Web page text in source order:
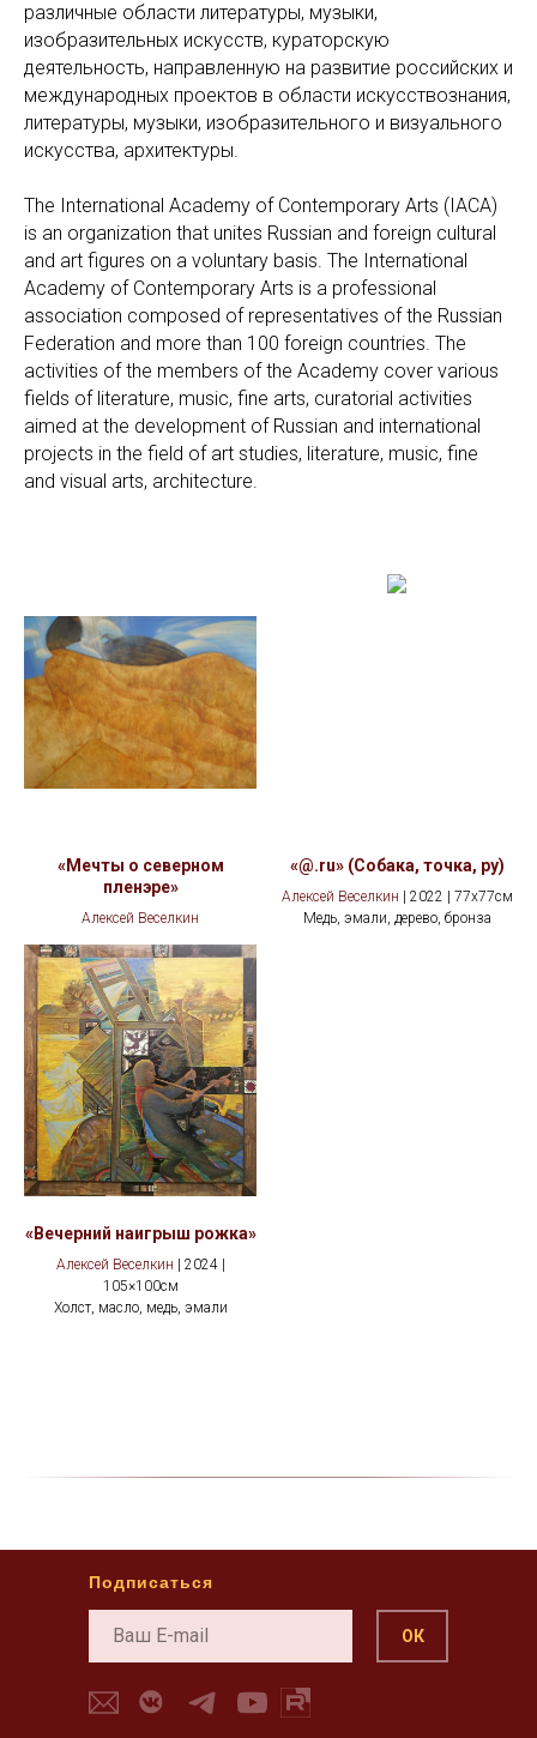
различные области литературы, музыки,
изобразительных искусств, кураторскую
деятельность, направленную на развитие российских и
международных проектов в области искусствознания,
литературы, музыки, изобразительного и визуального
искусства, архитектуры.
The International Academy of Contemporary Arts (IACA)
is an organization that unites Russian and foreign cultural
and art figures on a voluntary basis. The International
Academy of Contemporary Arts is a professional
association composed of representatives of the Russian
Federation and more than 100 foreign countries. The
activities of the members of the Academy cover various
fields of literature, music, fine arts, curatorial activities
aimed at the development of Russian and international
projects in the field of art studies, literature, music, fine
and visual arts, architecture.
«Мечты о северном
пленэре»
Алексей Веселкин
«@.ru» (Собака, точка, ру)
Алексей Веселкин | 2022 | 77x77см
Медь, эмали, дерево, бронза
«Вечерний наигрыш рожка»
Алексей Веселкин | 2024 |
105×100см
Холст, масло, медь, эмали
ОК
Подписаться